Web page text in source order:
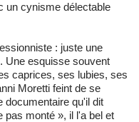
un cynisme délectable
: juste une
Une esquisse souvent
caprices, ses lubies, ses
Moretti feint de se
documentaire qu'il dit
pas monté », il l'a bel et